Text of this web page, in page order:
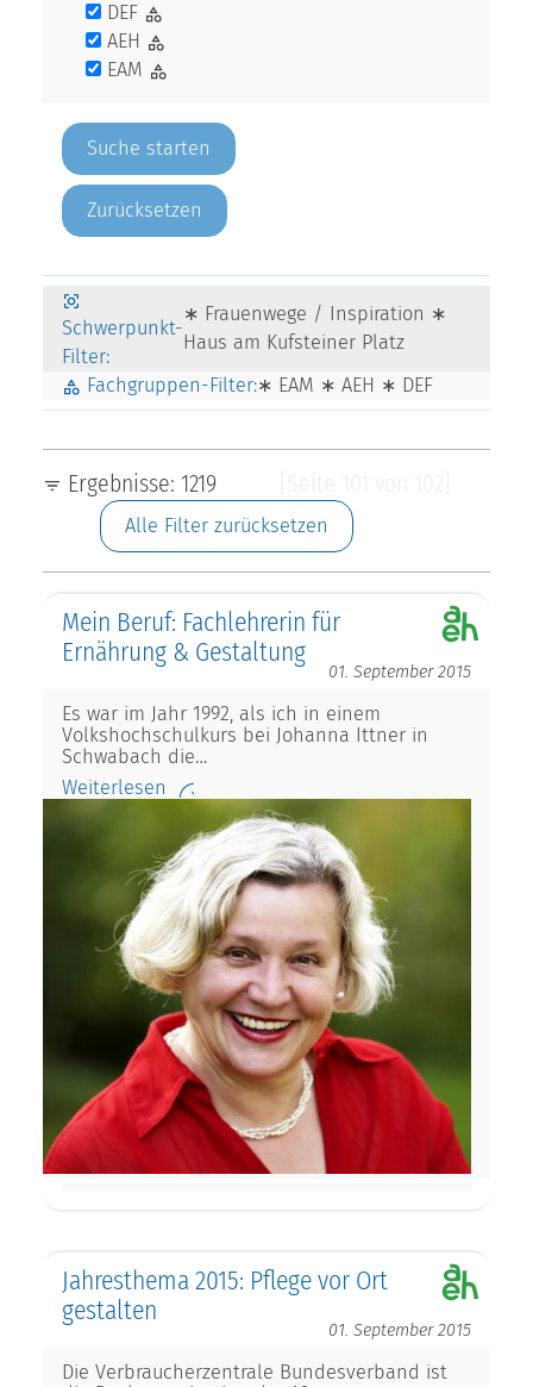
DEF
AEH
EAM
Zurücksetzen
Schwerpunkt-
Filter:
∗ Frauenwege / Inspiration ∗
Haus am Kufsteiner Platz
Fachgruppen-Filter:∗ EAM ∗ AEH ∗ DEF
Ergebnisse: 1219
Alle Filter zurücksetzen
Mein Beruf: Fachlehrerin für
Ernährung & Gestaltung
01. September 2015
Es war im Jahr 1992, als ich in einem
Volkshochschulkurs bei Johanna Ittner in
Schwabach die…
Weiterlesen
Jahresthema 2015: Pflege vor Ort
gestalten
01. September 2015
Die Verbraucherzentrale Bundesverband ist